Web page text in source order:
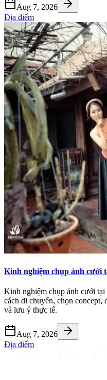
Aug 7, 2026
Địa điểm
Kinh nghiệm chụp ảnh cưới
Kinh nghiệm chụp ảnh cưới
cách di chuyển, chọn concept,
và lưu ý thực tế.
Aug 7, 2026
Địa điểm